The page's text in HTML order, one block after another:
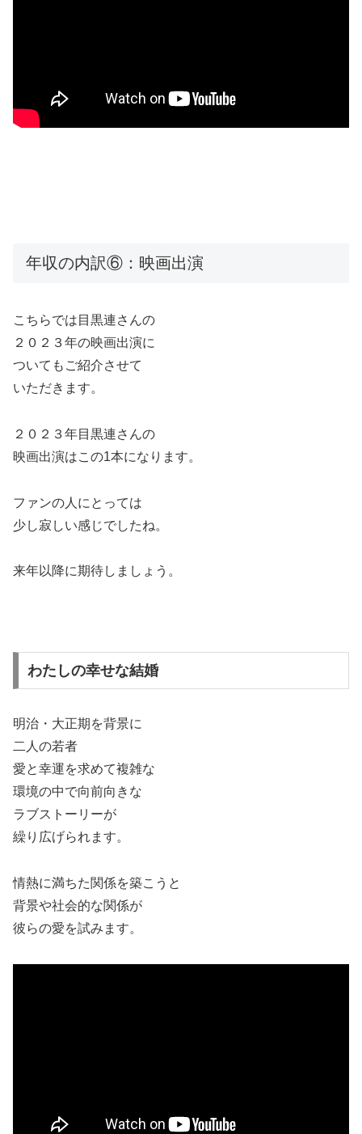
年収の内訳⑥：映画出演
こちらでは目黒連さんの
２０２３年の映画出演に
ついてもご紹介させて
いただきます。
２０２３年目黒連さんの
映画出演はこの1本になります。
ファンの人にとっては
少し寂しい感じでしたね。
来年以降に期待しましょう。
わたしの幸せな結婚
明治・大正期を背景に
二人の若者
愛と幸運を求めて複雑な
環境の中で向前向きな
ラブストーリーが
繰り広げられます。
情熱に満ちた関係を築こうと
背景や社会的な関係が
彼らの愛を試みます。